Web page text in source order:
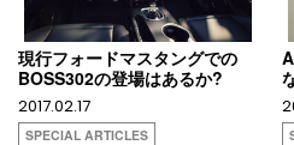
現行フォードマスタングでの
BOSS302の登場はあるか?
2017.02.17
SPECIAL ARTICLES